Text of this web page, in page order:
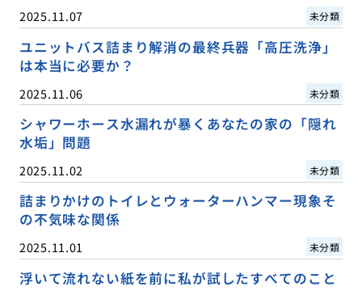
2025.11.07 未分類
ユニットバス詰まり解消の最終兵器「高圧洗浄」
は本当に必要か？
2025.11.06 未分類
シャワーホース水漏れが暴くあなたの家の「隠れ
水垢」問題
2025.11.02 未分類
詰まりかけのトイレとウォーターハンマー現象そ
の不気味な関係
2025.11.01 未分類
浮いて流れない紙を前に私が試したすべてのこと